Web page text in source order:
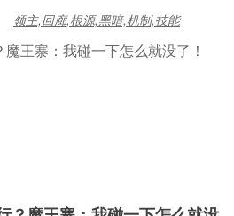
领主,回廊,根源,黑暗,机制,技能